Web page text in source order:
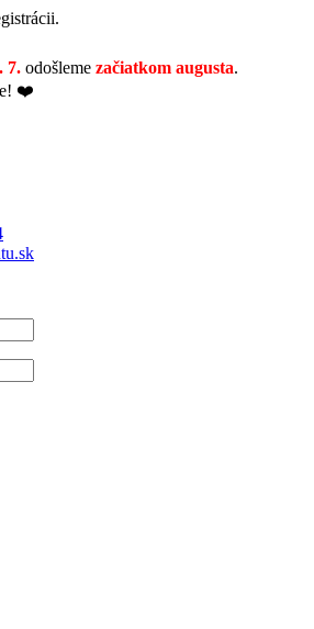
7. odošleme začiatkom augusta.
❤️